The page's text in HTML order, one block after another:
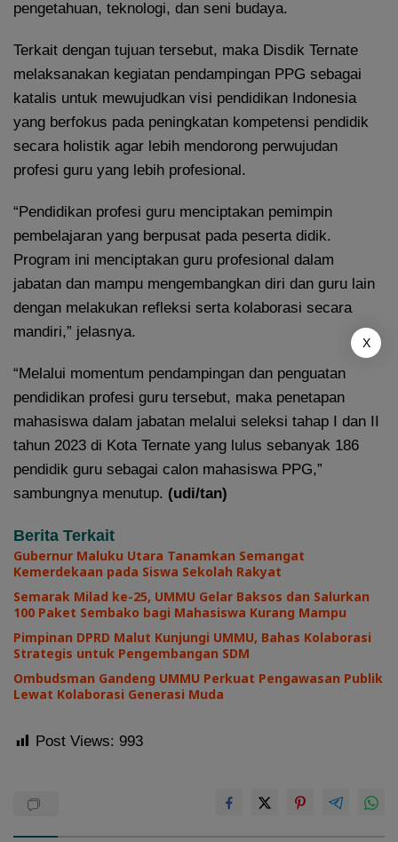
pengetahuan, teknologi, dan seni budaya.
Terkait dengan tujuan tersebut, maka Disdik Ternate
melaksanakan kegiatan pendampingan PPG sebagai
katalis untuk mewujudkan visi pendidikan Indonesia
yang berfokus pada peningkatan kompetensi pendidik
secara holistik agar lebih mendorong perwujudan
profesi guru yang lebih profesional.
“Pendidikan profesi guru menciptakan pemimpin
pembelajaran yang berpusat pada peserta didik.
Program ini menciptakan guru profesional dalam
jabatan dan mampu mengembangkan diri dan guru lain
dengan melakukan refleksi serta kolaborasi secara
mandiri,” jelasnya.
“Melalui momentum pendampingan dan penguatan
pendidikan profesi guru tersebut, maka penetapan
mahasiswa dalam jabatan melalui seleksi tahap I dan II
tahun 2023 di Kota Ternate yang lulus sebanyak 186
pendidik guru sebagai calon mahasiswa PPG,”
sambungnya menutup. (udi/tan)
Berita Terkait
Gubernur Maluku Utara Tanamkan Semangat
Kemerdekaan pada Siswa Sekolah Rakyat
Semarak Milad ke-25, UMMU Gelar Baksos dan Salurkan
100 Paket Sembako bagi Mahasiswa Kurang Mampu
Pimpinan DPRD Malut Kunjungi UMMU, Bahas Kolaborasi
Strategis untuk Pengembangan SDM
Ombudsman Gandeng UMMU Perkuat Pengawasan Publik
Lewat Kolaborasi Generasi Muda
Post Views: 993
X